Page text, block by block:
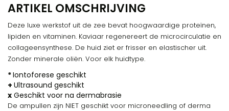
ARTIKEL OMSCHRIJVING
Deze luxe werkstof uit de zee bevat hoogwaardige proteïnen,
lipiden en vitaminen. Kaviaar regenereert de microcirculatie en
collageensynthese. De huid ziet er frisser en elastischer uit.
Zonder minerale oliën. Voor elk huidtype.
*Iontoforese geschikt
+ Ultrasound geschikt
x Geschikt voor na dermabrasie
De ampullen zijn NIET geschikt voor microneedling of derma